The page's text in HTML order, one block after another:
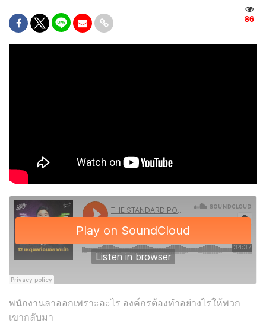
86
พนักงานลาออกเพราะอะไร องค์กรต้องทำอย่างไรให้พวก
เขากลับมา